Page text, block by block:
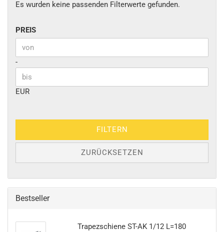
Es wurden keine passenden Filterwerte gefunden.
PREIS
PREIS
Preis bis
-
EUR
FILTERN
ZURÜCKSETZEN
Bestseller
Trapezschiene ST-AK 1/12 L=180